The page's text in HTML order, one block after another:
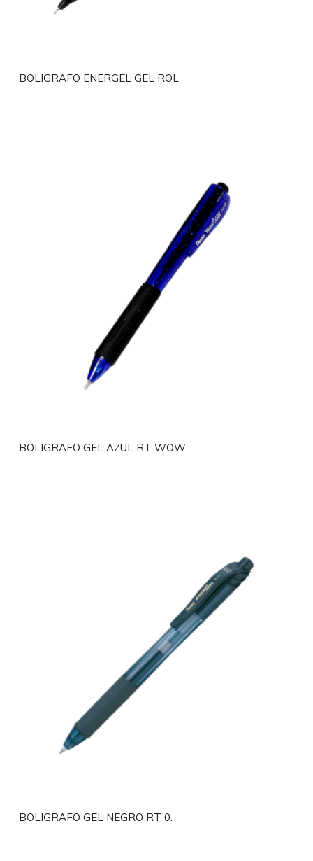
BOLIGRAFO ENERGEL GEL ROL
BOLIGRAFO GEL AZUL RT WOW
BOLIGRAFO GEL NEGRO RT 0.